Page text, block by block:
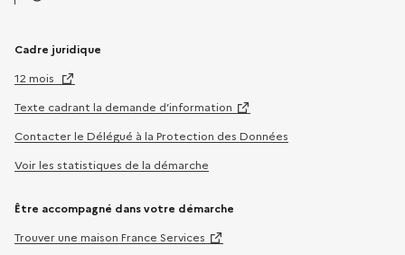
Cadre juridique
12 mois
Texte cadrant la demande d’information
Contacter le Délégué à la Protection des Données
Voir les statistiques de la démarche
Être accompagné dans votre démarche
Trouver une maison France Services